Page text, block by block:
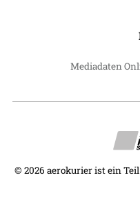
Mediadaten
© 2026 aerokurier ist ein